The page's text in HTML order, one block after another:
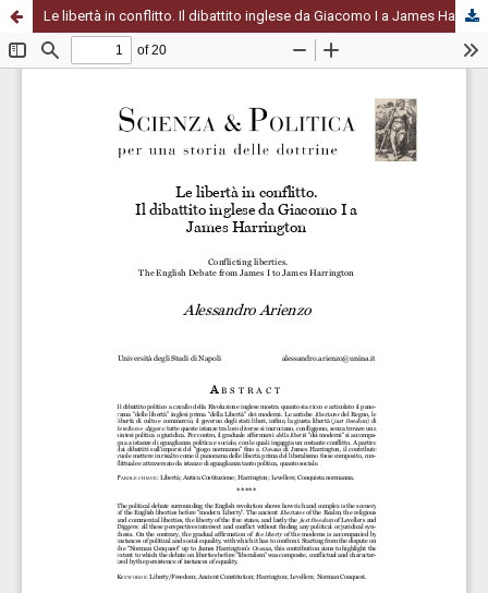
Le libertà in conflitto. Il dibattito inglese da Giacomo I a James Harrington